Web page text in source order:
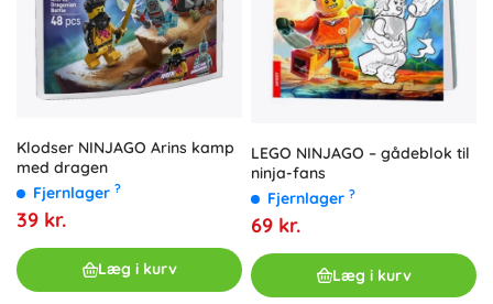
Klodser NINJAGO Arins kamp
med dragen
Fjernlager ?
39 kr.
Læg i kurv
LEGO NINJAGO – gådeblok til
ninja-fans
Fjernlager ?
69 kr.
Læg i kurv